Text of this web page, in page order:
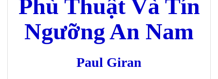
Phù Thuật Và Tín
Ngưỡng An Nam
Paul Giran